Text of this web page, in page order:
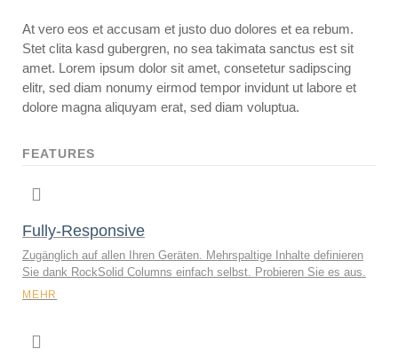
At vero eos et accusam et justo duo dolores et ea rebum.
Stet clita kasd gubergren, no sea takimata sanctus est sit
amet. Lorem ipsum dolor sit amet, consetetur sadipscing
elitr, sed diam nonumy eirmod tempor invidunt ut labore et
dolore magna aliquyam erat, sed diam voluptua.
FEATURES
Fully-Responsive
Zugänglich auf allen Ihren Geräten. Mehrspaltige Inhalte definieren
Sie dank RockSolid Columns einfach selbst. Probieren Sie es aus.
MEHR